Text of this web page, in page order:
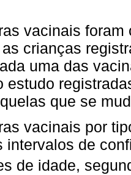
vacinais
crianças
uma das
estudo
que se
vacinais por
intervalos de
de idade,